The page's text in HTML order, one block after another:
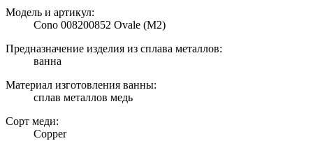
Модель и артикул:
Cono 008200852 Ovale (M2)
Предназначение изделия из сплава металлов:
ванна
Материал изготовления ванны:
сплав металлов медь
Сорт меди:
Copper